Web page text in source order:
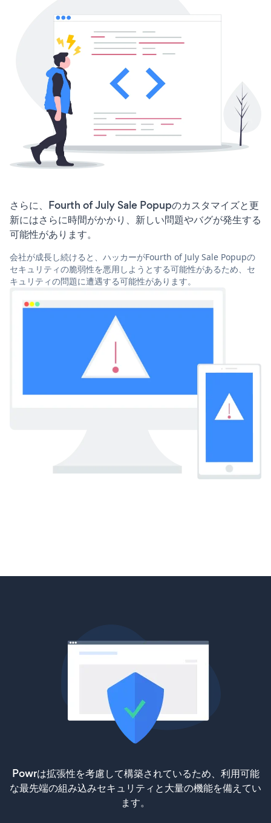
さらに、Fourth of July Sale Popupのカスタマイズと更
新にはさらに時間がかかり、新しい問題やバグが発生する
可能性があります。
会社が成長し続けると、ハッカーがFourth of July Sale Popupの
セキュリティの脆弱性を悪用しようとする可能性があるため、セ
キュリティの問題に遭遇する可能性があります。
Powrは拡張性を考慮して構築されているため、利用可能
な最先端の組み込みセキュリティと大量の機能を備えてい
ます。